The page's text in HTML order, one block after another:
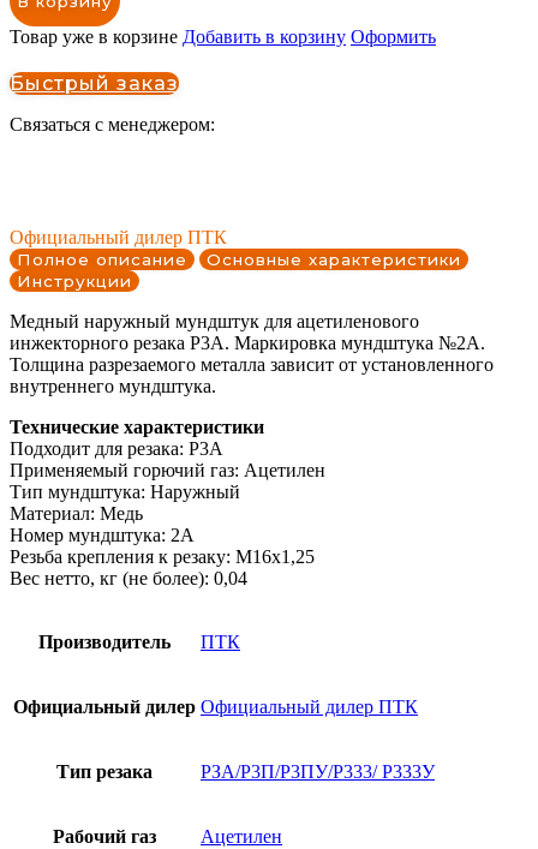
Товар уже в корзине Добавить в корзину Оформить
Быстрый заказ
Связаться с менеджером:
Официальный дилер ПТК
Полное описание
Основные характеристики
Инструкции
Медный наружный мундштук для ацетиленового
инжекторного резака Р3А. Маркировка мундштука №2А.
Толщина разрезаемого металла зависит от установленного
внутреннего мундштука.
Технические характеристики
Подходит для резака: Р3А
Применяемый горючий газ: Ацетилен
Тип мундштука: Наружный
Материал: Медь
Номер мундштука: 2А
Резьба крепления к резаку: М16х1,25
Вес нетто, кг (не более): 0,04
Производитель ПТК
Официальный дилер Официальный дилер ПТК
Тип резака РЗА/Р3П/Р3ПУ/Р333/ Р333У
Рабочий газ Ацетилен